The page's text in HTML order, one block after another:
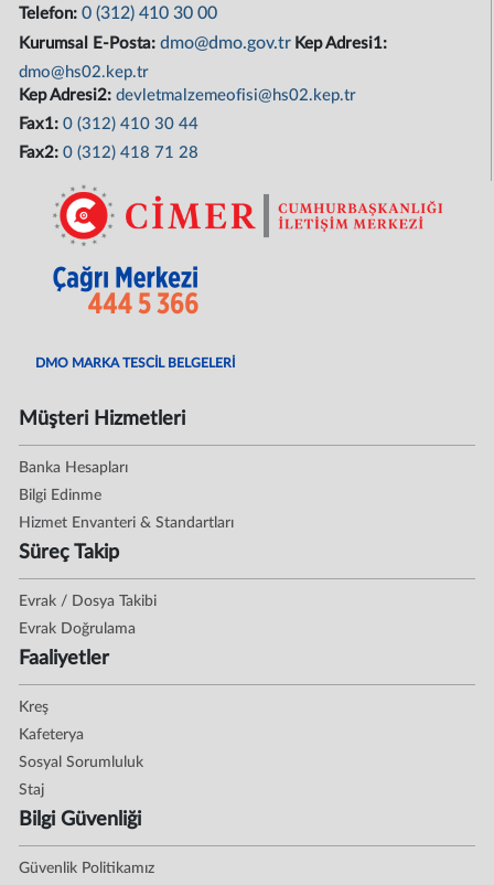
Telefon:0 (312) 410 30 00
Kurumsal E-Posta:dmo@dmo.gov.tr Kep Adresi1:
dmo@hs02.kep.tr
Kep Adresi2:devletmalzemeofisi@hs02.kep.tr
Fax1:0 (312) 410 30 44
Fax2:0 (312) 418 71 28
DMO MARKA TESCİL BELGELERİ
Müşteri Hizmetleri
Banka Hesapları
Bilgi Edinme
Hizmet Envanteri & Standartları
Süreç Takip
Evrak / Dosya Takibi
Evrak Doğrulama
Faaliyetler
Kreş
Kafeterya
Sosyal Sorumluluk
Staj
Bilgi Güvenliği
Güvenlik Politikamız